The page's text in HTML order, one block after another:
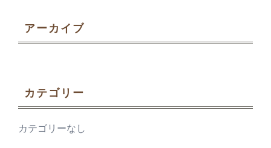
アーカイブ
カテゴリー
カテゴリーなし